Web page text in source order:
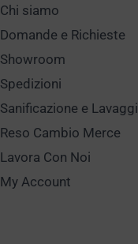
Chi siamo
Domande e Richieste
Showroom
Spedizioni
Sanificazione e Lavaggi
Reso Cambio Merce
Lavora Con Noi
My Account